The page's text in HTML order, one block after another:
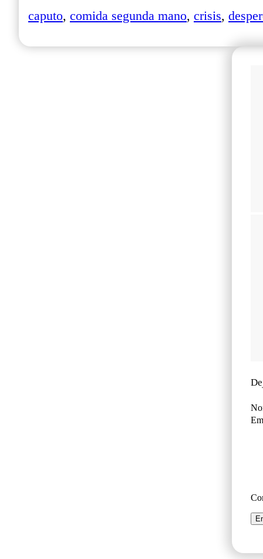
caputo, comida segunda mano, crisis,